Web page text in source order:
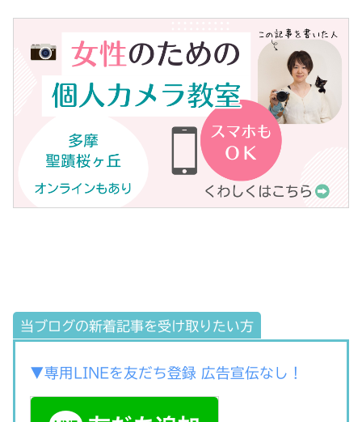
当ブログの新着記事を受け取りたい方
▼専用LINEを友だち登録 広告宣伝なし！